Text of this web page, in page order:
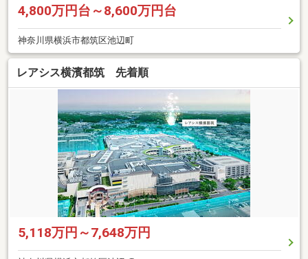
4,800万円台～8,600万円台
神奈川県横浜市都筑区池辺町
レアシス横濱都筑 先着順
5,118万円～7,648万円